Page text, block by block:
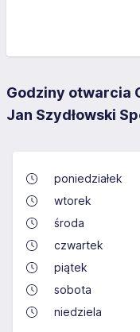
Godziny otwarcia
Jan Szydłowski
poniedziałek
wtorek
środa
czwartek
piątek
sobota
niedziela